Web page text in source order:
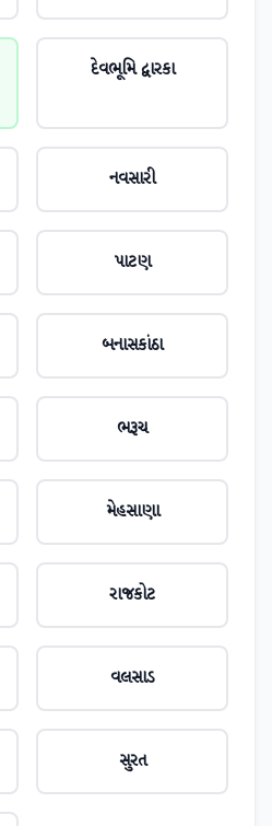
દેવભૂમિ દ્વારકા
નવસારી
પાટણ
બનાસકાંઠા
ભરૂચ
મેહસાણા
રાજકોટ
વલસાડ
સુરત